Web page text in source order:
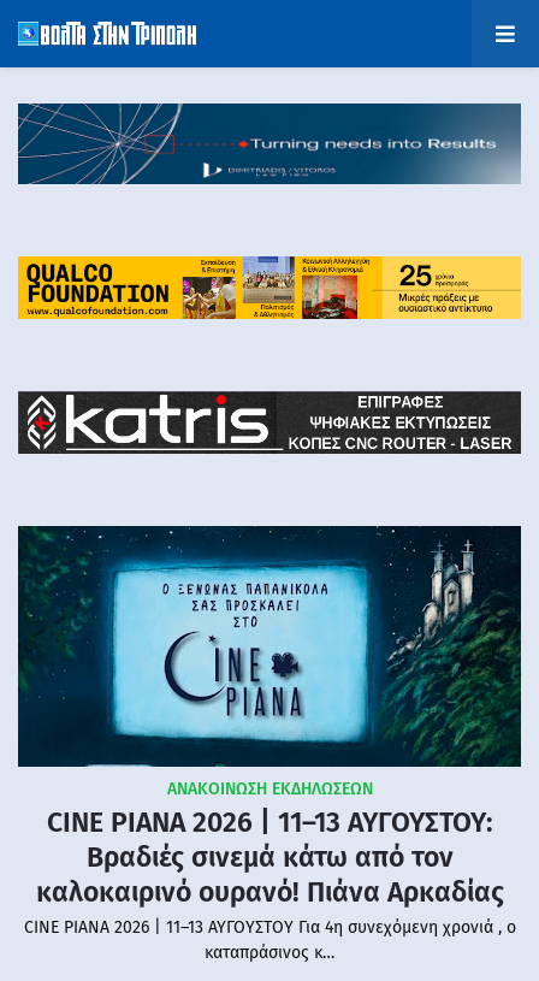
ΑΝΑΚΟΙΝΩΣΗ ΕΚΔΗΛΩΣΕΩΝ
CINE PIANA 2026 | 11–13 ΑΥΓΟΥΣΤΟΥ:
Βραδιές σινεμά κάτω από τον
καλοκαιρινό ουρανό! Πιάνα Αρκαδίας
CINE PIANA 2026 | 11–13 ΑΥΓΟΥΣΤΟΥ Για 4η συνεχόμενη χρονιά , ο
καταπράσινος κ…